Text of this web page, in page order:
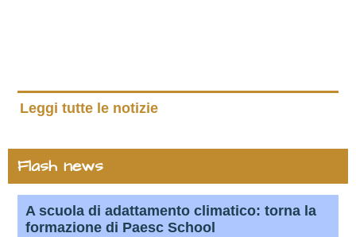
Leggi tutte le notizie
Flash news
A scuola di adattamento climatico: torna la
formazione di Paesc School